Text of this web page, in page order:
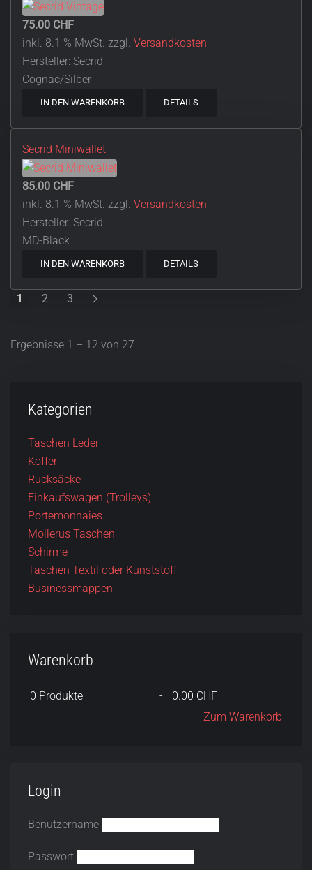
75.00 CHF
inkl. 8.1 % MwSt. zzgl. Versandkosten
Hersteller: Secrid
Cognac/Silber
IN DEN WARENKORB DETAILS
Secrid Miniwallet
85.00 CHF
inkl. 8.1 % MwSt. zzgl. Versandkosten
Hersteller: Secrid
MD-Black
IN DEN WARENKORB DETAILS
1 2 3
Ergebnisse 1 – 12 von 27
Kategorien
Taschen Leder
Koffer
Rucksäcke
Einkaufswagen (Trolleys)
Portemonnaies
Mollerus Taschen
Schirme
Taschen Textil oder Kunststoff
Businessmappen
Warenkorb
0 Produkte -
0.00 CHF
Zum Warenkorb
Login
Benutzername
Passwort